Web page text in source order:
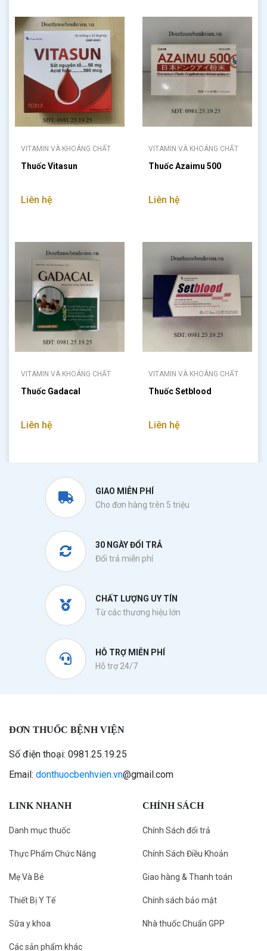
VITAMIN VÀ KHOÁNG CHẤT
Thuốc Vitasun
Liên hệ
VITAMIN VÀ KHOÁNG CHẤT
Thuốc Azaimu 500
Liên hệ
VITAMIN VÀ KHOÁNG CHẤT
Thuốc Gadacal
Liên hệ
VITAMIN VÀ KHOÁNG CHẤT
Thuốc Setblood
Liên hệ
GIAO MIỄN PHÍ
Cho đơn hàng trên 5 triệu
30 NGÀY ĐỔI TRẢ
Đổi trả miễn phí
CHẤT LƯỢNG UY TÍN
Từ các thương hiệu lớn
HỖ TRỢ MIỄN PHÍ
Hỗ trợ 24/7
ĐƠN THUỐC BỆNH VIỆN
Số điện thoại: 0981.25.19.25
Email: donthuocbenhvien.vn@gmail.com
LINK NHANH
Danh mục thuốc
Thực Phẩm Chức Năng
Mẹ Và Bé
Thiết Bị Y Tế
Sữa y khoa
Các sản phẩm khác
CHÍNH SÁCH
Chính Sách đổi trả
Chính Sách Điều Khoản
Giao hàng & Thanh toán
Chính sách bảo mật
Nhà thuốc Chuẩn GPP